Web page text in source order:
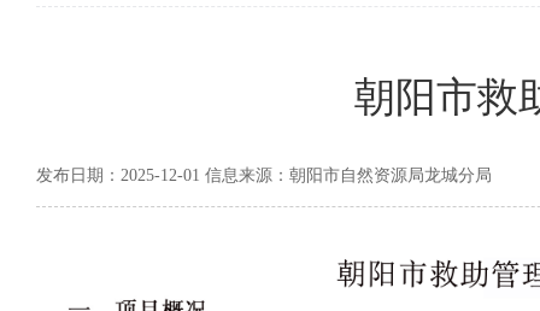
朝阳市救
发布日期：2025-12-01 信息来源：朝阳市自然资源局龙城分局